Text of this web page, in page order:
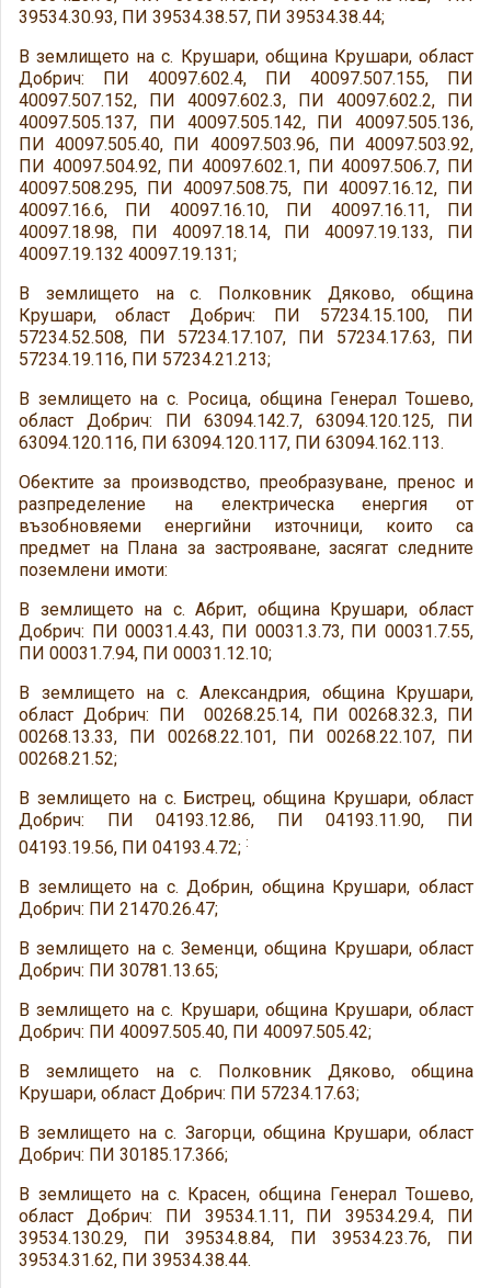
39534.30.93, ПИ 39534.38.57, ПИ 39534.38.44;
В землището на с. Крушари, община Крушари, област
Добрич: ПИ 40097.602.4, ПИ 40097.507.155, ПИ
40097.507.152, ПИ 40097.602.3, ПИ 40097.602.2, ПИ
40097.505.137, ПИ 40097.505.142, ПИ 40097.505.136,
ПИ 40097.505.40, ПИ 40097.503.96, ПИ 40097.503.92,
ПИ 40097.504.92, ПИ 40097.602.1, ПИ 40097.506.7, ПИ
40097.508.295, ПИ 40097.508.75, ПИ 40097.16.12, ПИ
40097.16.6, ПИ 40097.16.10, ПИ 40097.16.11, ПИ
40097.18.98, ПИ 40097.18.14, ПИ 40097.19.133, ПИ
40097.19.132 40097.19.131;
В землището на с. Полковник Дяково, община
Крушари, област Добрич: ПИ 57234.15.100, ПИ
57234.52.508, ПИ 57234.17.107, ПИ 57234.17.63, ПИ
57234.19.116, ПИ 57234.21.213;
В землището на с. Росица, община Генерал Тошево,
област Добрич: ПИ 63094.142.7, 63094.120.125, ПИ
63094.120.116, ПИ 63094.120.117, ПИ 63094.162.113.
Обектите за производство, преобразуване, пренос и
разпределение на електрическа енергия от
възобновяеми енергийни източници, които са
предмет на Плана за застрояване, засягат следните
поземлени имоти:
В землището на с. Абрит, община Крушари, област
Добрич: ПИ 00031.4.43, ПИ 00031.3.73, ПИ 00031.7.55,
ПИ 00031.7.94, ПИ 00031.12.10;
В землището на с. Александрия, община Крушари,
област Добрич: ПИ 00268.25.14, ПИ 00268.32.3, ПИ
00268.13.33, ПИ 00268.22.101, ПИ 00268.22.107, ПИ
00268.21.52;
В землището на с. Бистрец, община Крушари, област
Добрич: ПИ 04193.12.86, ПИ 04193.11.90, ПИ
04193.19.56, ПИ 04193.4.72; :
В землището на с. Добрин, община Крушари, област
Добрич: ПИ 21470.26.47;
В землището на с. Земенци, община Крушари, област
Добрич: ПИ 30781.13.65;
В землището на с. Крушари, община Крушари, област
Добрич: ПИ 40097.505.40, ПИ 40097.505.42;
В землището на с. Полковник Дяково, община
Крушари, област Добрич: ПИ 57234.17.63;
В землището на с. Загорци, община Крушари, област
Добрич: ПИ 30185.17.366;
В землището на с. Красен, община Генерал Тошево,
област Добрич: ПИ 39534.1.11, ПИ 39534.29.4, ПИ
39534.130.29, ПИ 39534.8.84, ПИ 39534.23.76, ПИ
39534.31.62, ПИ 39534.38.44.